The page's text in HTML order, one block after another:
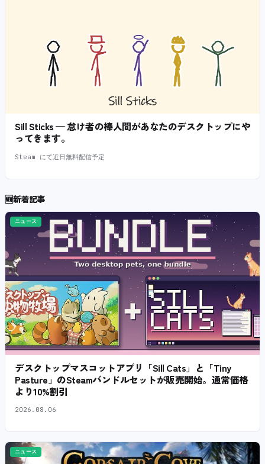
Sill Sticks — 怠け者の棒人間があなたのデスクトップにや
ってきます。
Steam にて近日無料配信予定
🆕新着記事
ニュース
デスクトップマスコットアプリ「Sill Cats」と「Tiny
Pasture」のSteamバンドルセットが販売開始。通常価格
より10%割引
2026.08.06
ニュース